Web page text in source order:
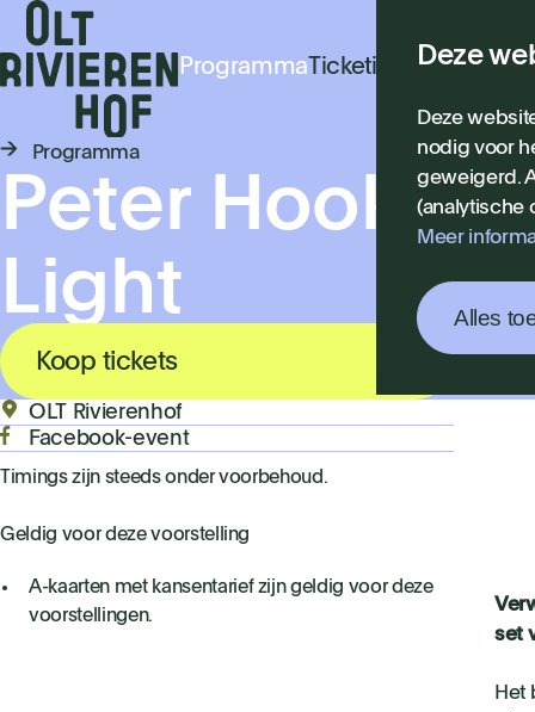
Deze
Deze
nodig voor
geweigerd.
(analytische
Meer
Alles
Programma Ticketinfo Praktisch
Programma
Peter Hook &
Light
Koop tickets
OLT Rivierenhof
Facebook-event
Timings zijn steeds onder voorbehoud.
Geldig voor deze voorstelling
A-kaarten met kansentarief zijn geldig voor deze
voorstellingen.
set
Het